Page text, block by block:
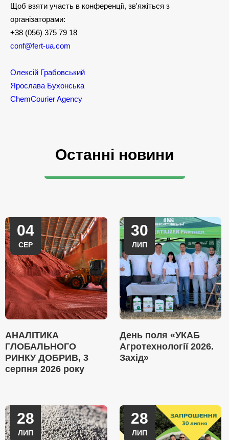
Щоб взяти участь в конференції, зв'яжіться з
організаторами:
+38 (056) 375 79 18
conf@fert-ua.com
Олексій Грабовський
Ярослава Бухонська
ChemCourier Agency
Останні новини
04
СЕР
АНАЛІТИКА
ГЛОБАЛЬНОГО
РИНКУ ДОБРИВ, 3
серпня 2026 року
30
ЛИП
День поля «УКАБ
Агротехнології 2026.
Захід»
28
ЛИП
28
ЛИП